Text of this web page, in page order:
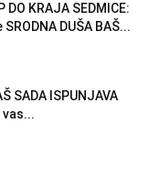
DO KRAJA SEDMICE:
DUŠA BAŠ...
SADA ISPUNJAVA
vas...